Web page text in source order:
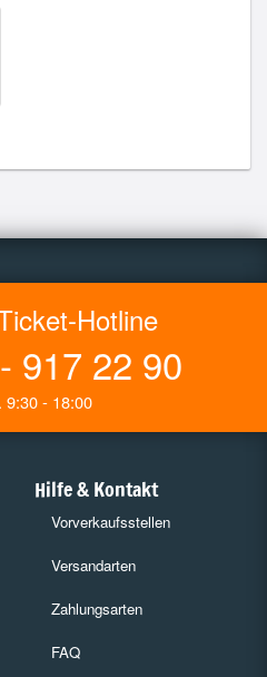
Hotline
917 22 90
9:30 - 18:00
Hilfe & Kontakt
Vorverkaufsstellen
Versandarten
Zahlungsarten
FAQ